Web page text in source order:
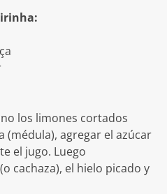
los limones cortados
(médula), agregar el azúcar
el jugo. Luego
cachaza), el hielo picado y